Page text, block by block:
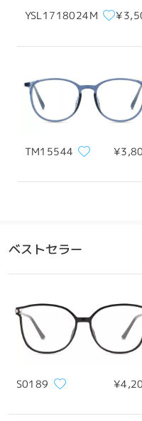
いただけます。
(https://
お客様のご要望にお応
たしました。このコー
に合ったフレームを新
めのサイズ選びや交換
ざいましたら、お気軽
でお手伝いさせていた
ご不明な点がございま
でお問い合わせくださ
全て
レ
の厚みはどのくらいに
by 有馬 オン Dec 11 , 2025
Firmoo'sreply
お問い合わせありがとうござ
専属カスタマーサービス担
フォルダに振り分けられて
オン Dec 12 , 2025
YSL1718024M
TM15544
ベストセラー
S0189